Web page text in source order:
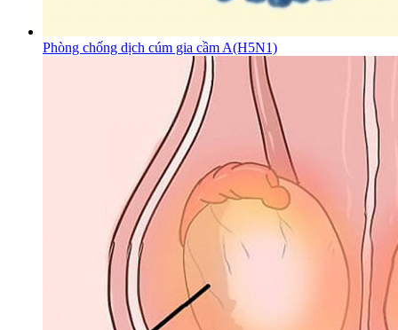
Phòng chống dịch cúm gia cầm A(H5N1)